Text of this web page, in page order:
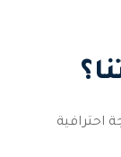
احترافية